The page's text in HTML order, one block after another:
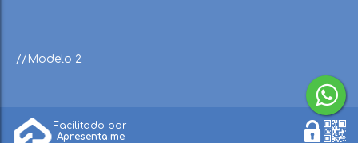
//Modelo 2